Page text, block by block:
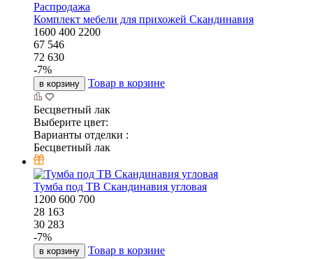
Распродажа
Комплект мебели для прихожей Скандинавия
1600 400 2200
67 546
72 630
-7%
в корзину Товар в корзине
Бесцветный лак
Выберите цвет:
Варианты отделки :
Бесцветный лак
Тумба под ТВ Скандинавия угловая
1200 600 700
28 163
30 283
-7%
в корзину Товар в корзине